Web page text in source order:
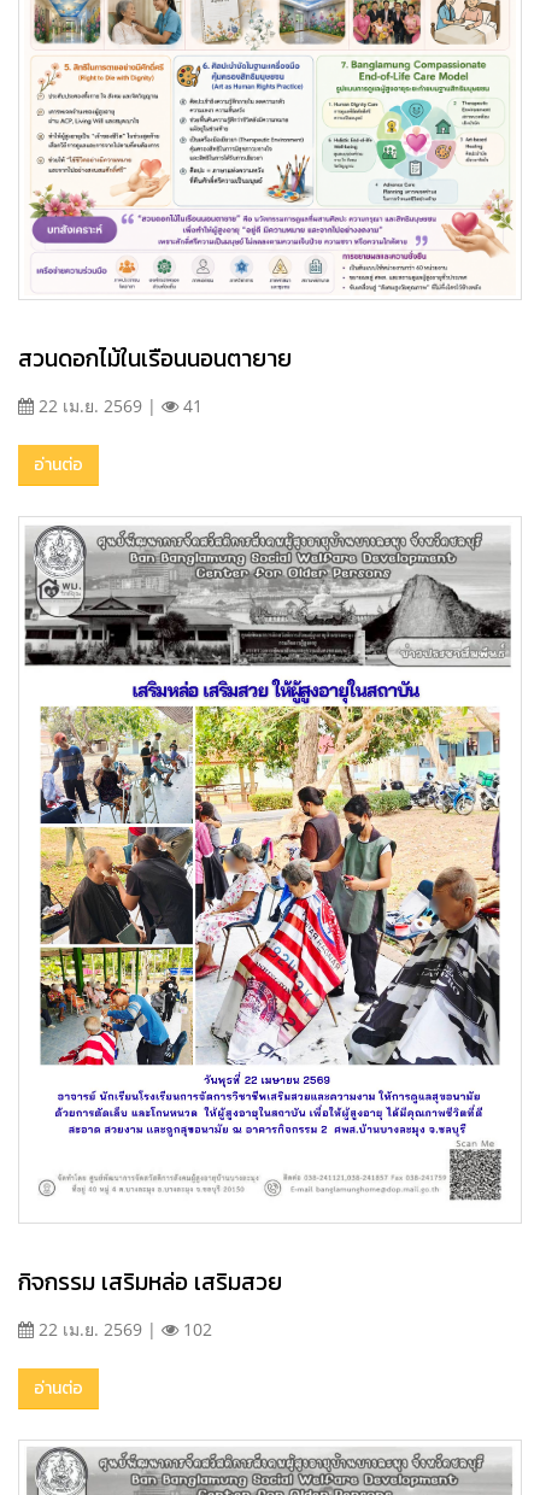
สวนดอกไม้ในเรือนนอนตายาย
22 เม.ย. 2569 | 41
อ่านต่อ
กิจกรรม เสริมหล่อ เสริมสวย
22 เม.ย. 2569 | 102
อ่านต่อ